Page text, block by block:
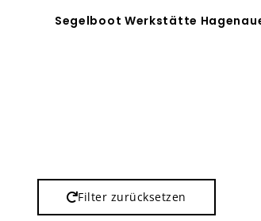
Segelboot Werkstätte
Filter zurücksetzen